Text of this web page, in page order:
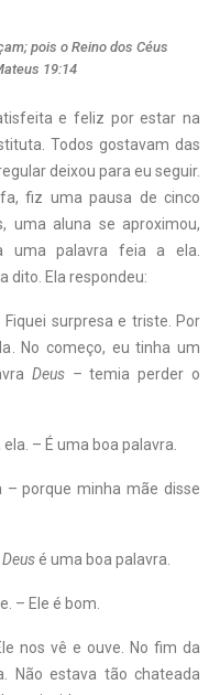
pois o Reino dos Céus
19:14
e feliz por estar na
Todos gostavam das
deixou para eu seguir.
fiz uma pausa de cinco
uma aluna se aproximou,
uma palavra feia a ela.
dito. Ela respondeu:
surpresa e triste. Por
No começo, eu tinha um
Deus –temia perder o
– É uma boa palavra.
porque minha mãe disse
Deusé uma boa palavra.
– Ele é bom.
nos vê e ouve. No fim da
Não estava tão chateada